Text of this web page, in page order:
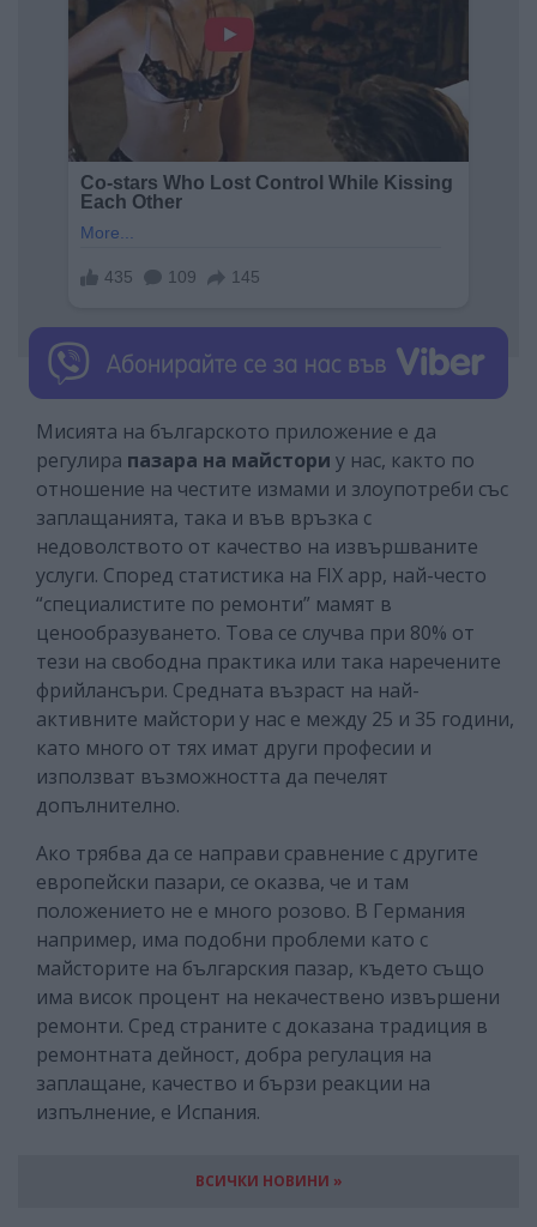
Мисията на българското приложение е да
регулира пазара на майстори у нас, както по
отношение на честите измами и злоупотреби със
заплащанията, така и във връзка с
недоволството от качество на извършваните
услуги. Според статистика на FIX app, най-често
“специалистите по ремонти” мамят в
ценообразуването. Това се случва при 80% от
тези на свободна практика или така наречените
фрийлансъри. Средната възраст на най-
активните майстори у нас е между 25 и 35 години,
като много от тях имат други професии и
използват възможността да печелят
допълнително.
Ако трябва да се направи сравнение с другите
европейски пазари, се оказва, че и там
положението не е много розово. В Германия
например, има подобни проблеми като с
майсторите на българския пазар, където също
има висок процент на некачествено извършени
ремонти. Сред страните с доказана традиция в
ремонтната дейност, добра регулация на
заплащане, качество и бързи реакции на
изпълнение, е Испания.
ВСИЧКИ НОВИНИ »